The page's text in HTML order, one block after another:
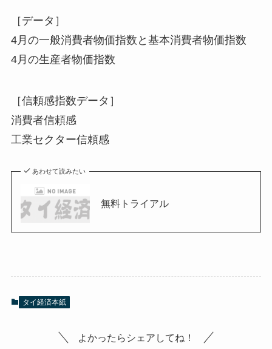
［データ］
4月の一般消費者物価指数と基本消費者物価指数
4月の生産者物価指数
［信頼感指数データ］
消費者信頼感
工業セクター信頼感
あわせて読みたい
無料トライアル
タイ経済本紙
よかったらシェアしてね！